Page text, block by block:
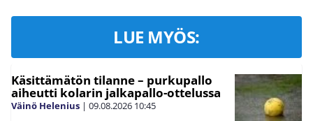
LUE MYÖS:
Käsittämätön tilanne – purkupallo
aiheutti kolarin jalkapallo-ottelussa
Väinö Helenius | 09.08.2026 10:45